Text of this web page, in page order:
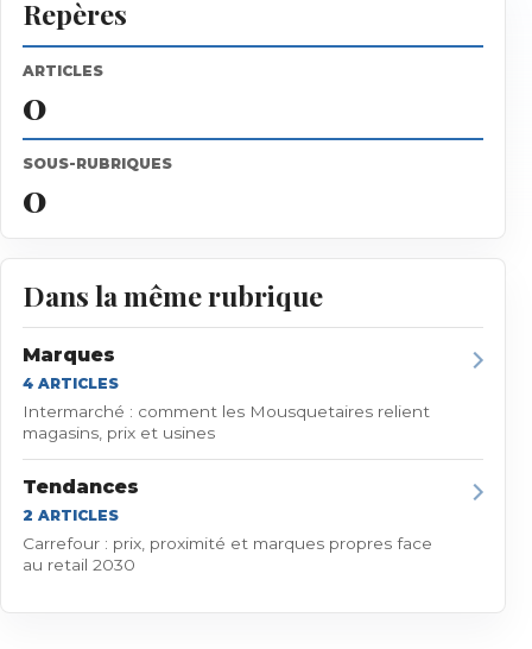
Repères
ARTICLES
0
SOUS-RUBRIQUES
0
Dans la même rubrique
Marques
4 ARTICLES
Intermarché : comment les Mousquetaires relient
magasins, prix et usines
Tendances
2 ARTICLES
Carrefour : prix, proximité et marques propres face
au retail 2030